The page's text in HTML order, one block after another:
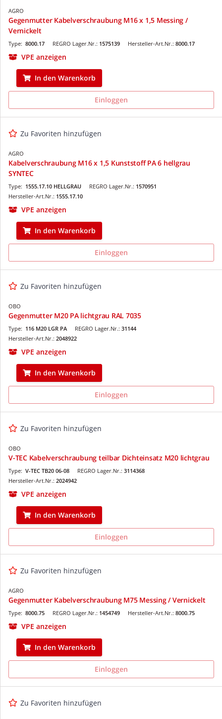
AGRO
Gegenmutter Kabelverschraubung M16 x 1,5 Messing /
Vernickelt
REGRO Lager.Nr.: 1575139
Type: 8000.17 Hersteller-Art.Nr.: 8000.17
VPE anzeigen
In den Warenkorb
Einloggen
Zu Favoriten hinzufügen
AGRO
Kabelverschraubung M16 x 1,5 Kunststoff PA 6 hellgrau
SYNTEC
REGRO Lager.Nr.: 1570951
Type: 1555.17.10 HELLGRAU
Hersteller-Art.Nr.: 1555.17.10
VPE anzeigen
In den Warenkorb
Einloggen
Zu Favoriten hinzufügen
OBO
Gegenmutter M20 PA lichtgrau RAL 7035
REGRO Lager.Nr.: 31144
Type: 116 M20 LGR PA
Hersteller-Art.Nr.: 2048922
VPE anzeigen
In den Warenkorb
Einloggen
Zu Favoriten hinzufügen
OBO
V-TEC Kabelverschraubung teilbar Dichteinsatz M20 lichtgrau
REGRO Lager.Nr.: 3114368
Type: V-TEC TB20 06-08
Hersteller-Art.Nr.: 2024942
VPE anzeigen
In den Warenkorb
Einloggen
Zu Favoriten hinzufügen
AGRO
Gegenmutter Kabelverschraubung M75 Messing / Vernickelt
REGRO Lager.Nr.: 1454749
Type: 8000.75 Hersteller-Art.Nr.: 8000.75
VPE anzeigen
In den Warenkorb
Einloggen
Zu Favoriten hinzufügen